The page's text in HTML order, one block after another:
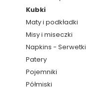
Kubki
Maty i podkładki
Misy i miseczki
Napkins - Serwetki
Patery
Pojemniki
Półmiski